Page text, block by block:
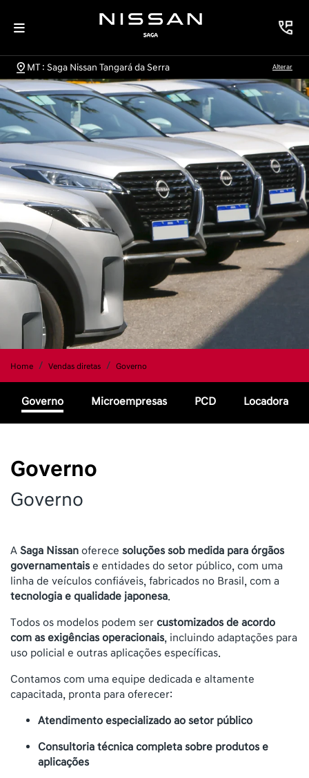
MT : Saga Nissan Tangará da Serra Alterar
Home Vendas diretas Governo
Microempresas PCD Locadora
Governo
Governo
Governo
A Saga Nissan oferece soluções sob medida para órgãos
governamentaise entidades do setor público, com uma
linha de veículos confiáveis, fabricados no Brasil, com a
tecnologia e qualidade japonesa.
Todos os modelos podem ser customizados de acordo
com as exigências operacionais, incluindo adaptações para
uso policial e outras aplicações específicas.
Contamos com uma equipe dedicada e altamente
capacitada, pronta para oferecer:
Atendimento especializado ao setor público
Consultoria técnica completa sobre produtos e
aplicações